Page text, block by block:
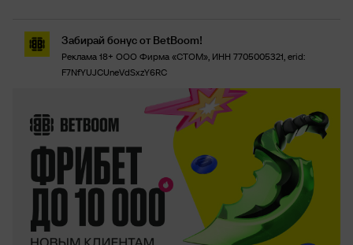
Забирай бонус от BetBoom!
Реклама 18+ ООО Фирма «СТОМ», ИНН 7705005321, erid:
F7NfYUJCUneVdSxzY6RC